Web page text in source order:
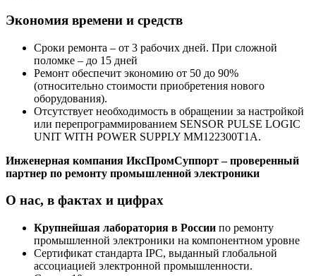
Экономия времени и средств
Сроки ремонта – от 3 рабочих дней. При сложной
поломке – до 15 дней
Ремонт обеспечит экономию от 50 до 90%
(относительно стоимости приобретения нового
оборудования).
Отсутствует необходимость в обращении за настройкой
или перепрограммированием SENSOR PULSE LOGIC
UNIT WITH POWER SUPPLY MM122300T1A.
Инженерная компания ИксПромСуппорт – проверенный
партнер по ремонту промышленной электроники
О нас, в фактах и цифрах
Крупнейшая лаборатория в России по ремонту
промышленной электроники на компонентном уровне
Сертификат стандарта IPC, выданный глобальной
ассоциацией электронной промышленности.